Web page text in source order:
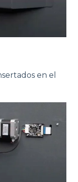
en el